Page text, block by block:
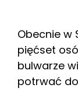
Obecnie w
pięćset
bulwarze
potrwać do